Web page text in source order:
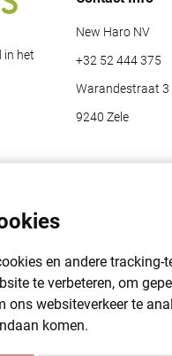
en andere tracking-
te verbeteren, om
ons websiteverkeer te
komen.
in het
New Haro NV
+32 52 444 375
Warandestraat 3
9240 Zele